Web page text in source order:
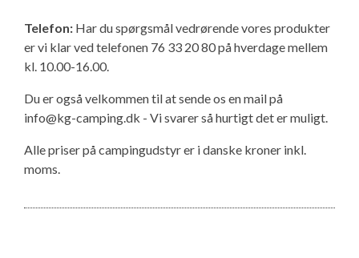
Telefon: Har du spørgsmål vedrørende vores produkter
er vi klar ved telefonen 76 33 20 80 på hverdage mellem
kl. 10.00-16.00.
Du er også velkommen til at sende os en mail på
info@kg-camping.dk - Vi svarer så hurtigt det er muligt.
Alle priser på campingudstyr er i danske kroner inkl.
moms.